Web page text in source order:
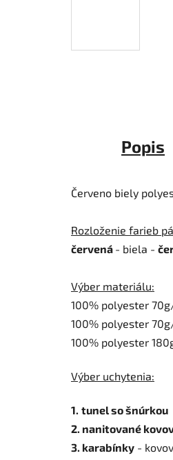
Popis
Červeno biely
Rozloženie farieb
červená - biela -
Výber materiálu:
100% polyester
100% polyester
100% polyester
Výber uchytenia:
1. tunel so šnúrkou
2. nanitované
3. karabínky -